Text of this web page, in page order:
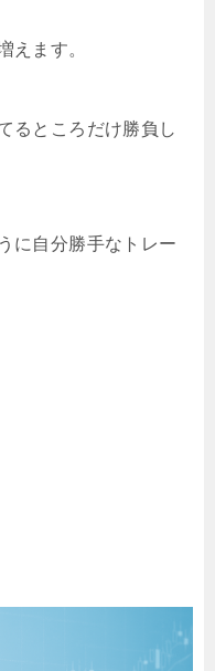
えます。
るところだけ勝負し
に自分勝手なトレー